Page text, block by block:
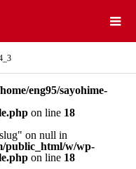
eng95/sayohime-
on line 18
on null in
public_html/w/wp-
on line 18